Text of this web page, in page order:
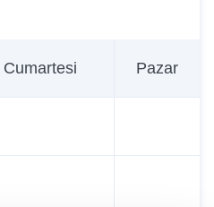
Cumartesi Pazar